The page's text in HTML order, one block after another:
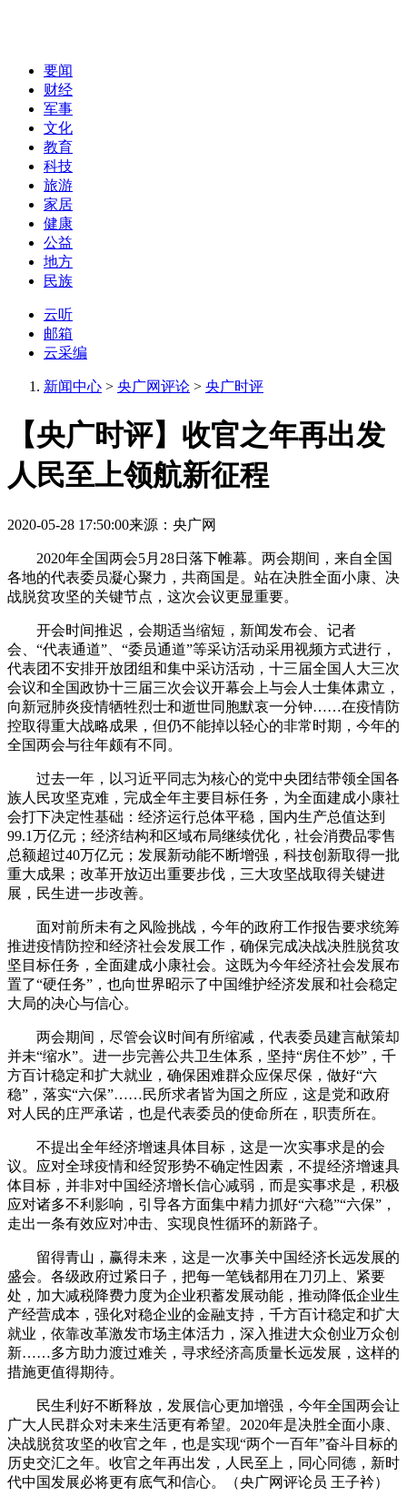
要闻
财经
军事
文化
教育
科技
旅游
家居
健康
公益
地方
民族
云听
邮箱
云采编
新闻中心 > 央广网评论 > 央广时评
【央广时评】收官之年再出发
人民至上领航新征程
2020-05-28 17:50:00来源：央广网
2020年全国两会5月28日落下帷幕。两会期间，来自全国
各地的代表委员凝心聚力，共商国是。站在决胜全面小康、决
战脱贫攻坚的关键节点，这次会议更显重要。
开会时间推迟，会期适当缩短，新闻发布会、记者
会、“代表通道”、“委员通道”等采访活动采用视频方式进行，
代表团不安排开放团组和集中采访活动，十三届全国人大三次
会议和全国政协十三届三次会议开幕会上与会人士集体肃立，
向新冠肺炎疫情牺牲烈士和逝世同胞默哀一分钟……在疫情防
控取得重大战略成果，但仍不能掉以轻心的非常时期，今年的
全国两会与往年颇有不同。
过去一年，以习近平同志为核心的党中央团结带领全国各
族人民攻坚克难，完成全年主要目标任务，为全面建成小康社
会打下决定性基础：经济运行总体平稳，国内生产总值达到
99.1万亿元；经济结构和区域布局继续优化，社会消费品零售
总额超过40万亿元；发展新动能不断增强，科技创新取得一批
重大成果；改革开放迈出重要步伐，三大攻坚战取得关键进
展，民生进一步改善。
面对前所未有之风险挑战，今年的政府工作报告要求统筹
推进疫情防控和经济社会发展工作，确保完成决战决胜脱贫攻
坚目标任务，全面建成小康社会。这既为今年经济社会发展布
置了“硬任务”，也向世界昭示了中国维护经济发展和社会稳定
大局的决心与信心。
两会期间，尽管会议时间有所缩减，代表委员建言献策却
并未“缩水”。进一步完善公共卫生体系，坚持“房住不炒”，千
方百计稳定和扩大就业，确保困难群众应保尽保，做好“六
稳”，落实“六保”……民所求者皆为国之所应，这是党和政府
对人民的庄严承诺，也是代表委员的使命所在，职责所在。
不提出全年经济增速具体目标，这是一次实事求是的会
议。应对全球疫情和经贸形势不确定性因素，不提经济增速具
体目标，并非对中国经济增长信心减弱，而是实事求是，积极
应对诸多不利影响，引导各方面集中精力抓好“六稳”“六保”，
走出一条有效应对冲击、实现良性循环的新路子。
留得青山，赢得未来，这是一次事关中国经济长远发展的
盛会。各级政府过紧日子，把每一笔钱都用在刀刃上、紧要
处，加大减税降费力度为企业积蓄发展动能，推动降低企业生
产经营成本，强化对稳企业的金融支持，千方百计稳定和扩大
就业，依靠改革激发市场主体活力，深入推进大众创业万众创
新……多方助力渡过难关，寻求经济高质量长远发展，这样的
措施更值得期待。
民生利好不断释放，发展信心更加增强，今年全国两会让
广大人民群众对未来生活更有希望。2020年是决胜全面小康、
决战脱贫攻坚的收官之年，也是实现“两个一百年”奋斗目标的
历史交汇之年。收官之年再出发，人民至上，同心同德，新时
代中国发展必将更有底气和信心。（央广网评论员 王子衿）